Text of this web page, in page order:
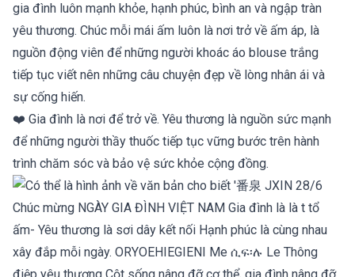
gia đình luôn mạnh khỏe, hạnh phúc, bình an và ngập tràn
yêu thương. Chúc mỗi mái ấm luôn là nơi trở về ấm áp, là
nguồn động viên để những người khoác áo blouse trắng
tiếp tục viết nên những câu chuyện đẹp về lòng nhân ái và
sự cống hiến.
❤️ Gia đình là nơi để trở về. Yêu thương là nguồn sức mạnh
để những người thầy thuốc tiếp tục vững bước trên hành
trình chăm sóc và bảo vệ sức khỏe cộng đồng.